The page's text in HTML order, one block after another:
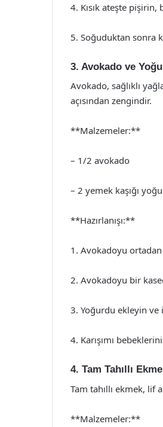
4. Kısık ateşte
5. Soğuduktan sonra
3. Avokado ve
Avokado, sağlıklı
açısından zengindir.
**Malzemeler:**
– 1/2 avokado
– 2 yemek kaşığı
**Hazırlanışı:**
1. Avokadoyu
2. Avokadoyu bir
3. Yoğurdu ekleyin ve
4. Karışımı
4. Tam Tahıllı
Tam tahıllı ekmek, lif
**Malzemeler:**